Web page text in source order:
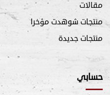
مقالات
منتجات شوهدت مؤخرا
منتجات جديدة
حسابي